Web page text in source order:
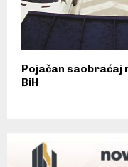
Pojačan saobraćaj
BiH